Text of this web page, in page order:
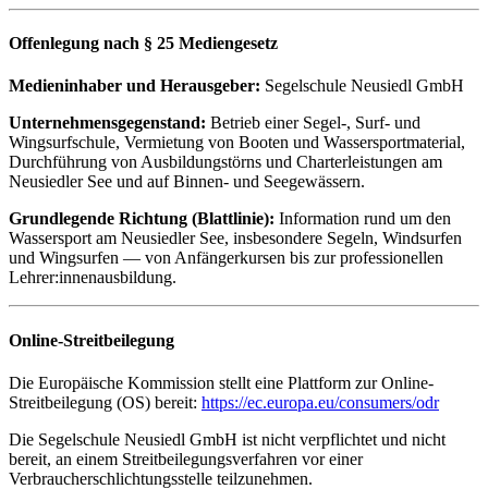
Offenlegung nach § 25 Mediengesetz
Medieninhaber und Herausgeber: Segelschule Neusiedl GmbH
Unternehmensgegenstand: Betrieb einer Segel-, Surf- und
Wingsurfschule, Vermietung von Booten und Wassersportmaterial,
Durchführung von Ausbildungstörns und Charterleistungen am
Neusiedler See und auf Binnen- und Seegewässern.
Grundlegende Richtung (Blattlinie): Information rund um den
Wassersport am Neusiedler See, insbesondere Segeln, Windsurfen
und Wingsurfen — von Anfängerkursen bis zur professionellen
Lehrer:innenausbildung.
Online-Streitbeilegung
Die Europäische Kommission stellt eine Plattform zur Online-
Streitbeilegung (OS) bereit: https://ec.europa.eu/consumers/odr
Die Segelschule Neusiedl GmbH ist nicht verpflichtet und nicht
bereit, an einem Streitbeilegungsverfahren vor einer
Verbraucherschlichtungsstelle teilzunehmen.